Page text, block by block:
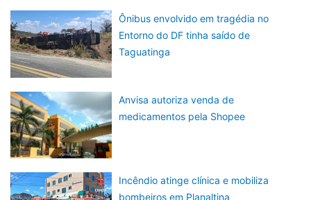
Ônibus envolvido em tragédia no
Entorno do DF tinha saído de
Taguatinga
Anvisa autoriza venda de
medicamentos pela Shopee
Incêndio atinge clínica e mobiliza
bombeiros em Planaltina